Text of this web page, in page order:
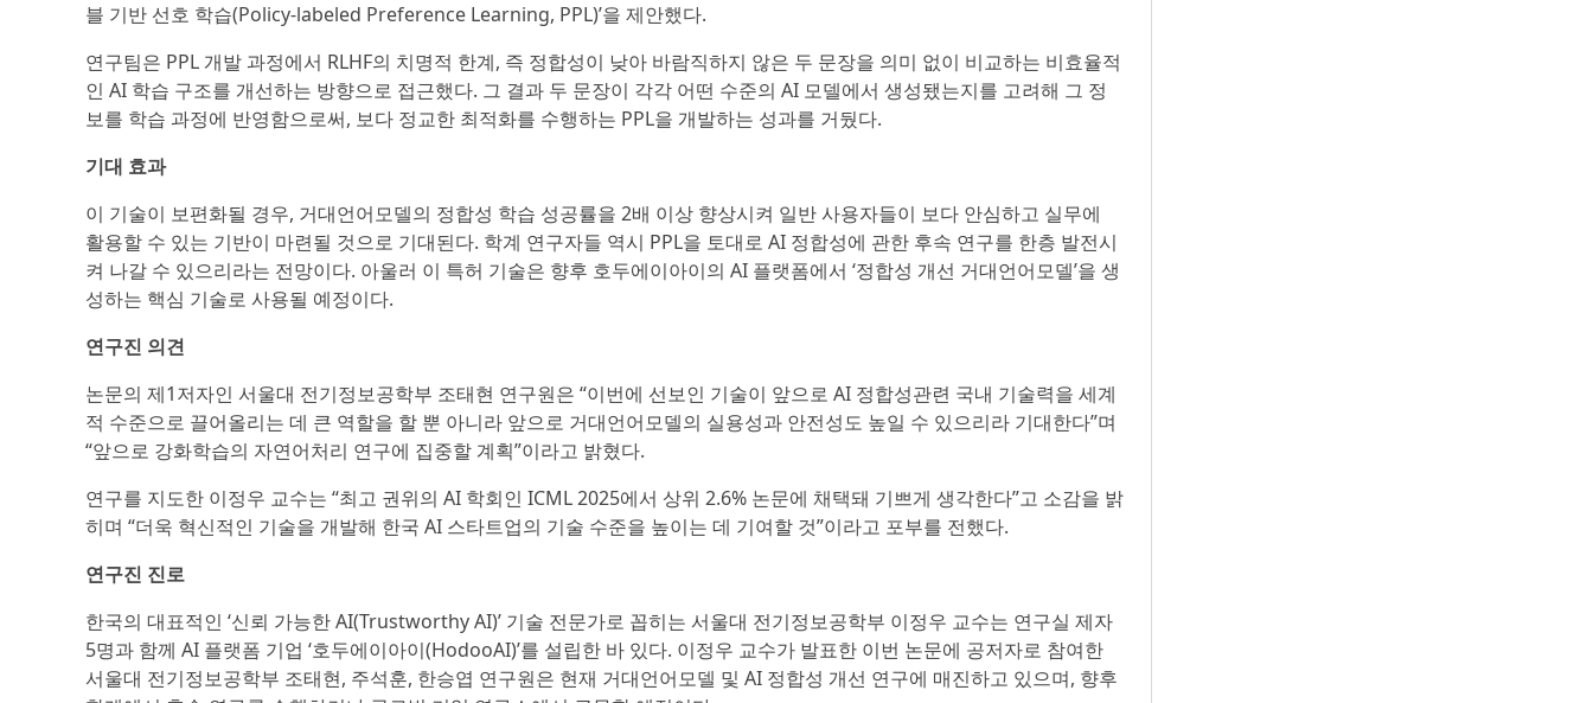
블 기반 선호 학습(Policy-labeled Preference Learning, PPL)’을 제안했다.
연구팀은 PPL 개발 과정에서 RLHF의 치명적 한계, 즉 정합성이 낮아 바람직하지 않은 두 문장을 의미 없이 비교하는 비효율적
인 AI 학습 구조를 개선하는 방향으로 접근했다. 그 결과 두 문장이 각각 어떤 수준의 AI 모델에서 생성됐는지를 고려해 그 정
보를 학습 과정에 반영함으로써, 보다 정교한 최적화를 수행하는 PPL을 개발하는 성과를 거뒀다.
기대 효과
이 기술이 보편화될 경우, 거대언어모델의 정합성 학습 성공률을 2배 이상 향상시켜 일반 사용자들이 보다 안심하고 실무에
활용할 수 있는 기반이 마련될 것으로 기대된다. 학계 연구자들 역시 PPL을 토대로 AI 정합성에 관한 후속 연구를 한층 발전시
켜 나갈 수 있으리라는 전망이다. 아울러 이 특허 기술은 향후 호두에이아이의 AI 플랫폼에서 ‘정합성 개선 거대언어모델’을 생
성하는 핵심 기술로 사용될 예정이다.
연구진 의견
논문의 제1저자인 서울대 전기정보공학부 조태현 연구원은 “이번에 선보인 기술이 앞으로 AI 정합성관련 국내 기술력을 세계
적 수준으로 끌어올리는 데 큰 역할을 할 뿐 아니라 앞으로 거대언어모델의 실용성과 안전성도 높일 수 있으리라 기대한다”며
“앞으로 강화학습의 자연어처리 연구에 집중할 계획”이라고 밝혔다.
연구를 지도한 이정우 교수는 “최고 권위의 AI 학회인 ICML 2025에서 상위 2.6% 논문에 채택돼 기쁘게 생각한다”고 소감을 밝
히며 “더욱 혁신적인 기술을 개발해 한국 AI 스타트업의 기술 수준을 높이는 데 기여할 것”이라고 포부를 전했다.
연구진 진로
한국의 대표적인 ‘신뢰 가능한 AI(Trustworthy AI)’ 기술 전문가로 꼽히는 서울대 전기정보공학부 이정우 교수는 연구실 제자
5명과 함께 AI 플랫폼 기업 ‘호두에이아이(HodooAI)’를 설립한 바 있다. 이정우 교수가 발표한 이번 논문에 공저자로 참여한
서울대 전기정보공학부 조태현, 주석훈, 한승엽 연구원은 현재 거대언어모델 및 AI 정합성 개선 연구에 매진하고 있으며, 향후